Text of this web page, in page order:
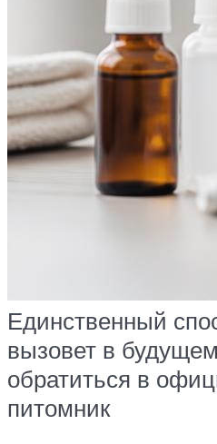
Единственный
вызовет в
обратиться в
питомник